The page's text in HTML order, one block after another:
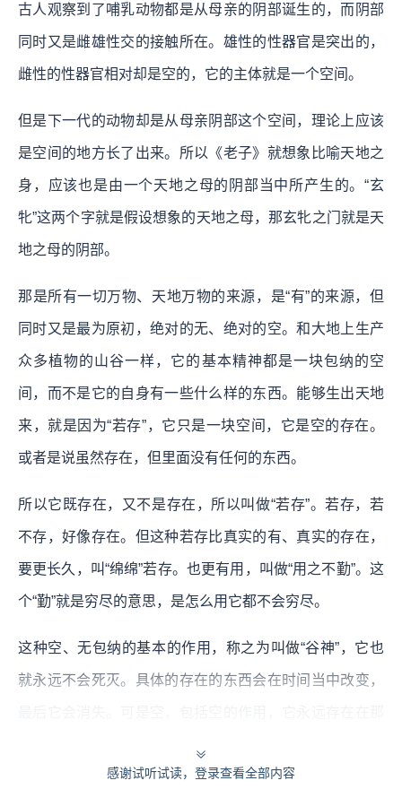
古人观察到了哺乳动物都是从母亲的阴部诞生的，而阴部
同时又是雌雄性交的接触所在。雄性的性器官是突出的，
雌性的性器官相对却是空的，它的主体就是一个空间。
但是下一代的动物却是从母亲阴部这个空间，理论上应该
是空间的地方长了出来。所以《老子》就想象比喻天地之
身，应该也是由一个天地之母的阴部当中所产生的。“玄
牝”这两个字就是假设想象的天地之母，那玄牝之门就是天
地之母的阴部。
那是所有一切万物、天地万物的来源，是“有”的来源，但
同时又是最为原初，绝对的无、绝对的空。和大地上生产
众多植物的山谷一样，它的基本精神都是一块包纳的空
间，而不是它的自身有一些什么样的东西。能够生出天地
来，就是因为“若存”，它只是一块空间，它是空的存在。
或者是说虽然存在，但里面没有任何的东西。
所以它既存在，又不是存在，所以叫做“若存”。若存，若
不存，好像存在。但这种若存比真实的有、真实的存在，
要更长久，叫“绵绵”若存。也更有用，叫做“用之不勤”。这
个“勤”就是穷尽的意思，是怎么用它都不会穷尽。
这种空、无包纳的基本的作用，称之为叫做“谷神”，它也
就永远不会死灭。具体的存在的东西会在时间当中改变，
感谢试听试读，登录查看全部内容